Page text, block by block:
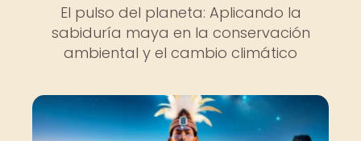
El pulso del planeta: Aplicando la
sabiduría maya en la conservación
ambiental y el cambio climático